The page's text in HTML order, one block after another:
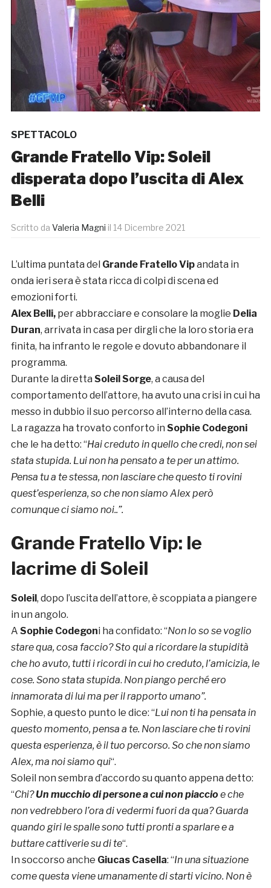
SPETTACOLO
Grande Fratello Vip: Soleil
disperata dopo l’uscita di Alex
Belli
Scritto da Valeria Magni il 14 Dicembre 2021
L’ultima puntata del Grande Fratello Vipandata in
onda ieri sera è stata ricca di colpi di scena ed
emozioni forti.
Alex Belli,per abbracciare e consolare la moglie Delia
Duran, arrivata in casa per dirgli che la loro storia era
finita, ha infranto le regole e dovuto abbandonare il
programma.
Durante la diretta Soleil Sorge, a causa del
comportamento dell’attore, ha avuto una crisi in cui ha
messo in dubbio il suo percorso all’interno della casa.
La ragazza ha trovato conforto in Sophie Codegoni
che le ha detto: “Hai creduto in quello che credi, non sei
stata stupida. Lui non ha pensato a te per un attimo.
Pensa tu a te stessa, non lasciare che questo ti rovini
quest’esperienza, so che non siamo Alex però
comunque ci siamo noi..”.
Grande Fratello Vip: le
lacrime di Soleil
Soleil, dopo l’uscita dell’attore, è scoppiata a piangere
in un angolo.
A Sophie Codegoni ha confidato: “Non lo so se voglio
stare qua, cosa faccio? Sto qui a ricordare la stupidità
che ho avuto, tutti i ricordi in cui ho creduto, l’amicizia, le
cose. Sono stata stupida. Non piango perché ero
innamorata di lui ma per il rapporto umano”.
Sophie, a questo punto le dice: “Lui non ti ha pensata in
questo momento, pensa a te. Non lasciare che ti rovini
questa esperienza, è il tuo percorso. So che non siamo
Alex, ma noi siamo qui“.
Soleil non sembra d’accordo su quanto appena detto:
“Chi?Un mucchio di persone a cui non piaccio e che
non vedrebbero l’ora di vedermi fuori da qua? Guarda
quando giri le spalle sono tutti pronti a sparlare e a
buttare cattiverie su di te“.
In soccorso anche Giucas Casella: “In una situazione
come questa viene umanamente di starti vicino. Non è